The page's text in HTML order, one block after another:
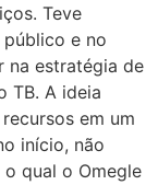
Teve
e no
na estratégia de
TB. A ideia
em um
início, não
qual o Omegle